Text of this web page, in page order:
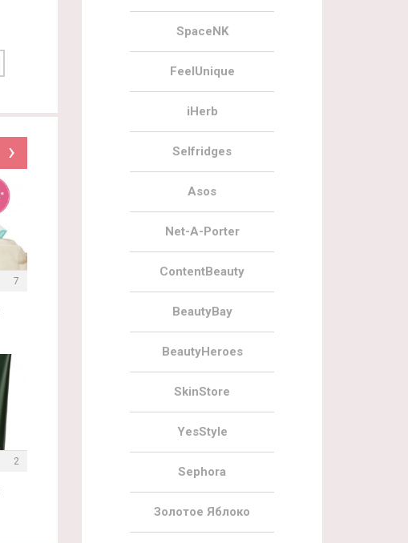
›
7
2
На LoveLula дарят бьюти бокс
На LoveLula дарят бьюти бокс На LoveLula дарят бьюти бокс
SpaceNK
FeelUnique
iHerb
Selfridges
Asos
Net-A-Porter
ContentBeauty
BeautyBay
BeautyHeroes
SkinStore
YesStyle
Sephora
Золотое Яблоко